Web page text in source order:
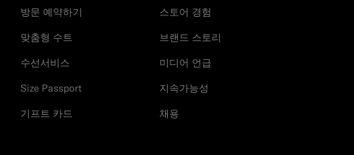
방문 예약하기
맞춤형 수트
수선서비스
Size Passport
기프트 카드
스토어 경험
브랜드 스토리
미디어 언급
지속가능성
채용